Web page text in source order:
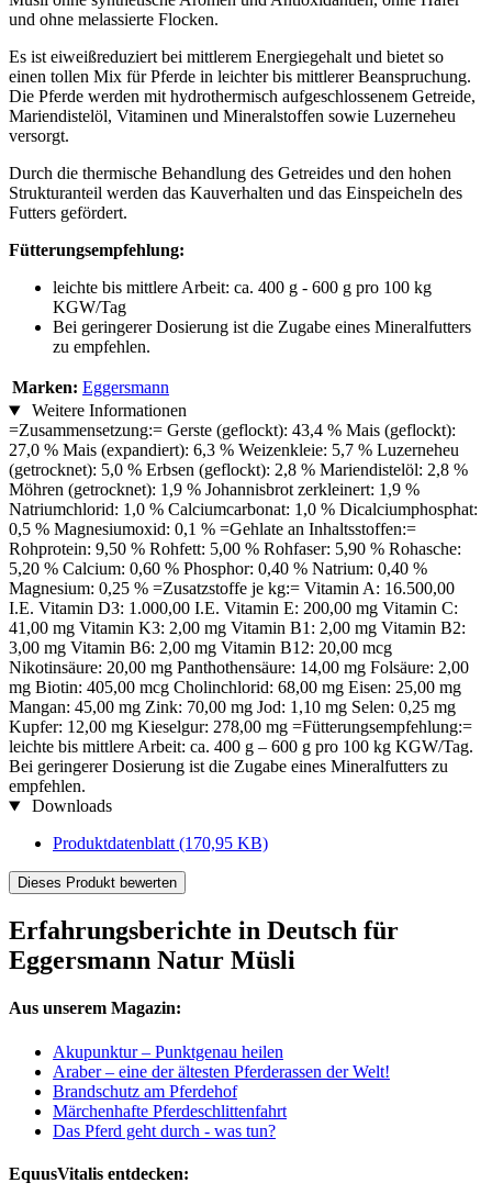
und ohne melassierte Flocken.
Es ist eiweißreduziert bei mittlerem Energiegehalt und bietet so
einen tollen Mix für Pferde in leichter bis mittlerer Beanspruchung.
Die Pferde werden mit hydrothermisch aufgeschlossenem Getreide,
Mariendistelöl, Vitaminen und Mineralstoffen sowie Luzerneheu
versorgt.
Durch die thermische Behandlung des Getreides und den hohen
Strukturanteil werden das Kauverhalten und das Einspeicheln des
Futters gefördert.
Fütterungsempfehlung:
leichte bis mittlere Arbeit: ca. 400 g - 600 g pro 100 kg
KGW/Tag
Bei geringerer Dosierung ist die Zugabe eines Mineralfutters
zu empfehlen.
Marken: Eggersmann
Weitere Informationen
=Zusammensetzung:= Gerste (geflockt): 43,4 % Mais (geflockt):
27,0 % Mais (expandiert): 6,3 % Weizenkleie: 5,7 % Luzerneheu
(getrocknet): 5,0 % Erbsen (geflockt): 2,8 % Mariendistelöl: 2,8 %
Möhren (getrocknet): 1,9 % Johannisbrot zerkleinert: 1,9 %
Natriumchlorid: 1,0 % Calciumcarbonat: 1,0 % Dicalciumphosphat:
0,5 % Magnesiumoxid: 0,1 % =Gehlate an Inhaltsstoffen:=
Rohprotein: 9,50 % Rohfett: 5,00 % Rohfaser: 5,90 % Rohasche:
5,20 % Calcium: 0,60 % Phosphor: 0,40 % Natrium: 0,40 %
Magnesium: 0,25 % =Zusatzstoffe je kg:= Vitamin A: 16.500,00
I.E. Vitamin D3: 1.000,00 I.E. Vitamin E: 200,00 mg Vitamin C:
41,00 mg Vitamin K3: 2,00 mg Vitamin B1: 2,00 mg Vitamin B2:
3,00 mg Vitamin B6: 2,00 mg Vitamin B12: 20,00 mcg
Nikotinsäure: 20,00 mg Panthothensäure: 14,00 mg Folsäure: 2,00
mg Biotin: 405,00 mcg Cholinchlorid: 68,00 mg Eisen: 25,00 mg
Mangan: 45,00 mg Zink: 70,00 mg Jod: 1,10 mg Selen: 0,25 mg
Kupfer: 12,00 mg Kieselgur: 278,00 mg =Fütterungsempfehlung:=
leichte bis mittlere Arbeit: ca. 400 g – 600 g pro 100 kg KGW/Tag.
Bei geringerer Dosierung ist die Zugabe eines Mineralfutters zu
empfehlen.
Downloads
Produktdatenblatt (170,95 KB)
Dieses Produkt bewerten
Erfahrungsberichte in Deutsch für
Eggersmann Natur Müsli
Aus unserem Magazin:
Akupunktur – Punktgenau heilen
Araber – eine der ältesten Pferderassen der Welt!
Brandschutz am Pferdehof
Märchenhafte Pferdeschlittenfahrt
Das Pferd geht durch - was tun?
EquusVitalis entdecken: